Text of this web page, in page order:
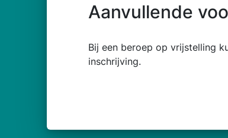
Aanvullende
Bij een beroep op vrijstelling
inschrijving.